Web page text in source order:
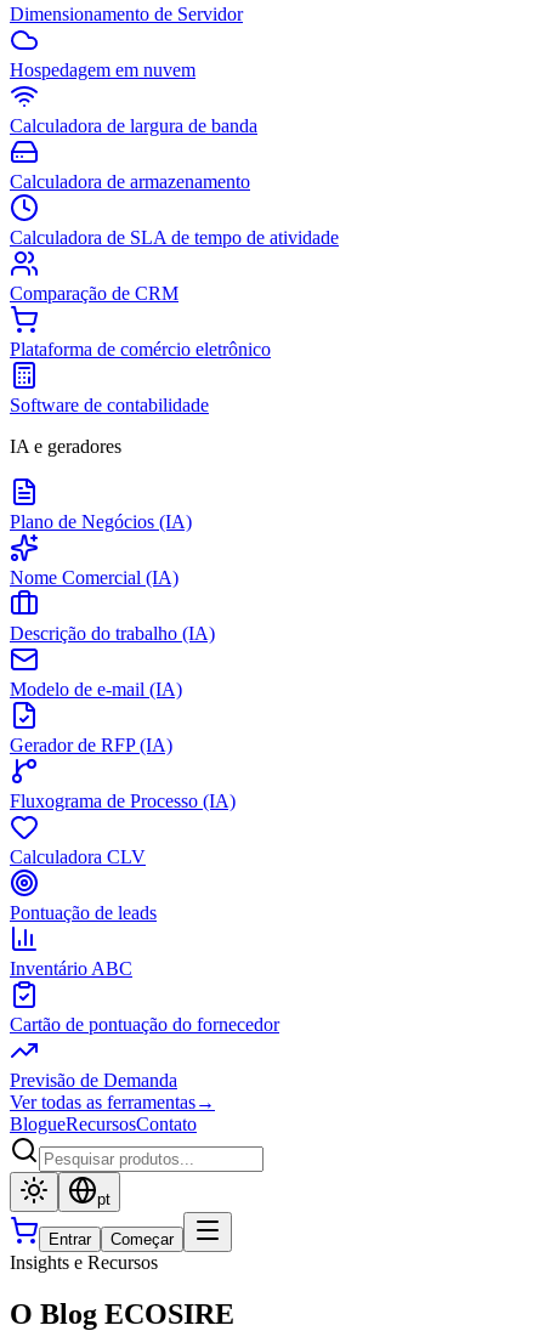
Dimensionamento de Servidor
Hospedagem em nuvem
Calculadora de largura de banda
Calculadora de armazenamento
Calculadora de SLA de tempo de atividade
Comparação de CRM
Plataforma de comércio eletrônico
Software de contabilidade
IA e geradores
Plano de Negócios (IA)
Nome Comercial (IA)
Descrição do trabalho (IA)
Modelo de e-mail (IA)
Gerador de RFP (IA)
Fluxograma de Processo (IA)
Calculadora CLV
Pontuação de leads
Inventário ABC
Cartão de pontuação do fornecedor
Previsão de Demanda
Ver todas as ferramentas→
BlogueRecursosContato
pt
Entrar Começar
Insights e Recursos
O Blog ECOSIRE